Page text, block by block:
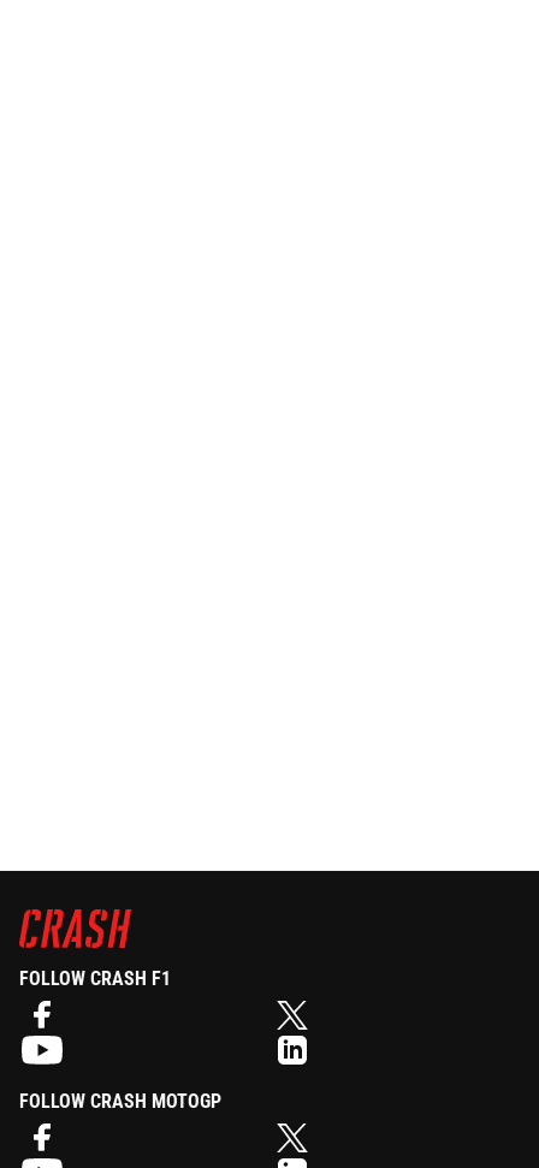
FOLLOW CRASH F1
FOLLOW CRASH MOTOGP